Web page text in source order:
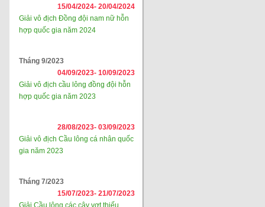
15/04/2024- 20/04/2024
Giải vô địch Đồng đội nam nữ hỗn
hợp quốc gia năm 2024
Tháng 9/2023
04/09/2023- 10/09/2023
Giải vô địch cầu lông đồng đội hỗn
hợp quốc gia năm 2023
28/08/2023- 03/09/2023
Giải vô địch Cầu lông cá nhân quốc
gia năm 2023
Tháng 7/2023
15/07/2023- 21/07/2023
Giải Cầu lông các cây vợt thiếu